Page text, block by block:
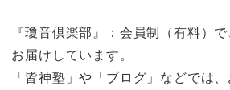
『瓊音倶楽部』：会員制（有料）
お届けしています。
「皆神塾」や「ブログ」などでは